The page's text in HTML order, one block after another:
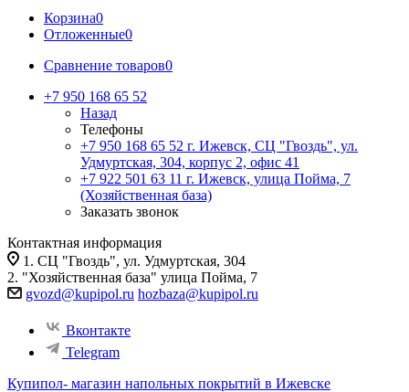
Корзина0
Отложенные0
Сравнение товаров0
+7 950 168 65 52
Назад
Телефоны
+7 950 168 65 52 г. Ижевск, СЦ "Гвоздь", ул.
Удмуртская, 304, корпус 2, офис 41
+7 922 501 63 11 г. Ижевск, улица Пойма, 7
(Хозяйственная база)
Заказать звонок
Контактная информация
1. СЦ "Гвоздь", ул. Удмуртская, 304
2. "Хозяйственная база" улица Пойма, 7
gvozd@kupipol.ru hozbaza@kupipol.ru
Вконтакте
Telegram
Купипол- магазин напольных покрытий в Ижевске